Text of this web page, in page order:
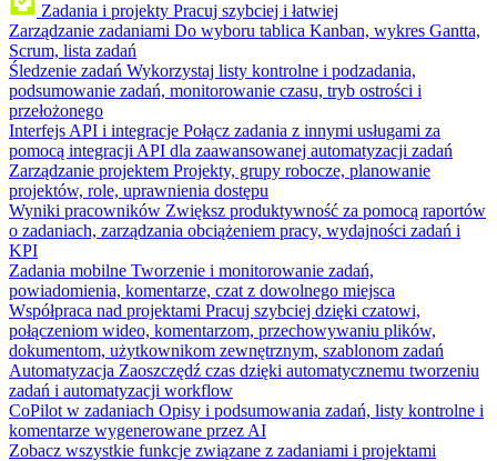
Zadania i projekty Pracuj szybciej i łatwiej
Zarządzanie zadaniami Do wyboru tablica Kanban, wykres Gantta,
Scrum, lista zadań
Śledzenie zadań Wykorzystaj listy kontrolne i podzadania,
podsumowanie zadań, monitorowanie czasu, tryb ostrości i
przełożonego
Interfejs API i integracje Połącz zadania z innymi usługami za
pomocą integracji API dla zaawansowanej automatyzacji zadań
Zarządzanie projektem Projekty, grupy robocze, planowanie
projektów, role, uprawnienia dostępu
Wyniki pracowników Zwiększ produktywność za pomocą raportów
o zadaniach, zarządzania obciążeniem pracy, wydajności zadań i
KPI
Zadania mobilne Tworzenie i monitorowanie zadań,
powiadomienia, komentarze, czat z dowolnego miejsca
Współpraca nad projektami Pracuj szybciej dzięki czatowi,
połączeniom wideo, komentarzom, przechowywaniu plików,
dokumentom, użytkownikom zewnętrznym, szablonom zadań
Automatyzacja Zaoszczędź czas dzięki automatycznemu tworzeniu
zadań i automatyzacji workflow
CoPilot w zadaniach Opisy i podsumowania zadań, listy kontrolne i
komentarze wygenerowane przez AI
Zobacz wszystkie funkcje związane z zadaniami i projektami